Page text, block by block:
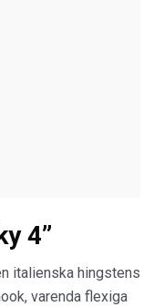
4”
italienska hingstens
varenda flexiga